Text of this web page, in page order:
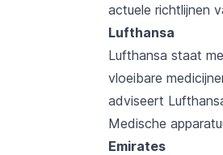
actuele richtlijnen
Lufthansa
Lufthansa staat
vloeibare
adviseert
Medische
Emirates